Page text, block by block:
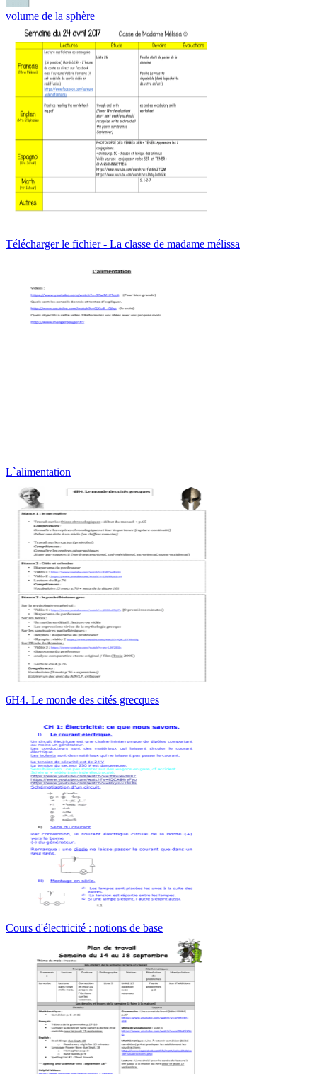
volume de la sphère
Télécharger le fichier - La classe de madame mélissa
L`alimentation
6H4. Le monde des cités grecques
Cours d'électricité : notions de base